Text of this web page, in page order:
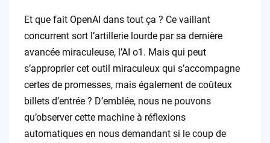
Et que fait OpenAI dans tout ça ? Ce vaillant
concurrent sort l’artillerie lourde par sa dernière
avancée miraculeuse, l’AI o1. Mais qui peut
s’approprier cet outil miraculeux qui s’accompagne
certes de promesses, mais également de coûteux
billets d’entrée ? D’emblée, nous ne pouvons
qu’observer cette machine à réflexions
automatiques en nous demandant si le coup de